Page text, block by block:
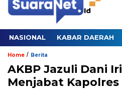
NASIONAL KABAR DAERAH
Home / Berita
AKBP Jazuli Dani
Menjabat Kapolres